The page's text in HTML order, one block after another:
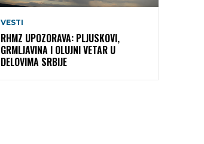
VESTI
RHMZ UPOZORAVA: PLJUSKOVI,
GRMLJAVINA I OLUJNI VETAR U
DELOVIMA SRBIJE